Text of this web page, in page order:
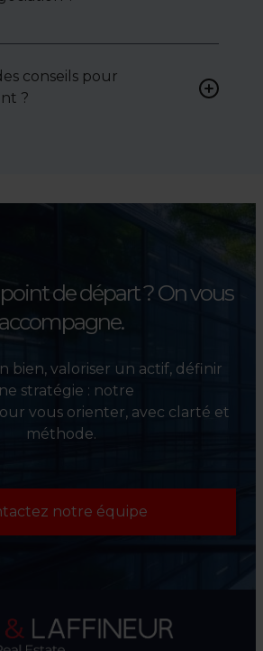
le bail ou les
conseils pour
?
la valorisation
de départ ?On vous
accompagne.
bien, valoriser un actif, définir
stratégie : notre
vous orienter, avec clarté et
méthode.
notre équipe